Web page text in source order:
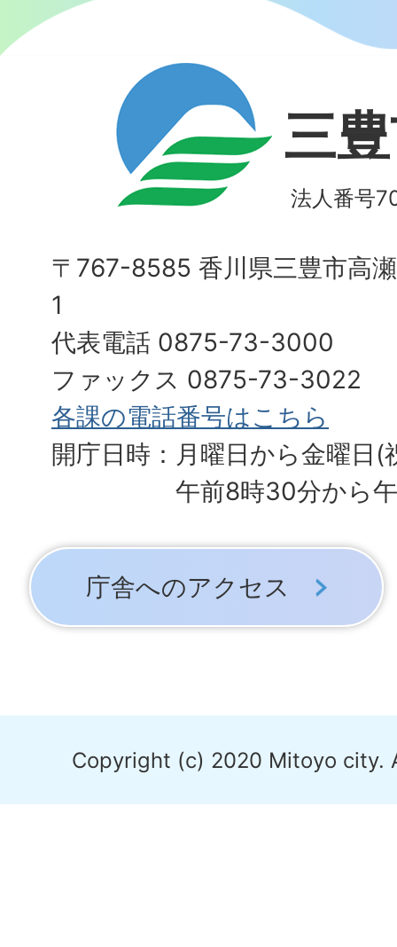
三
法人番号
〒767-8585 香川県三豊市高
1
代表電話 0875-73-3000
ファックス 0875-73-3022
各課の電話番号はこちら
開庁日時：月曜日から金曜日(
午前8時30分から
庁舎へのアクセス
Copyright (c) 2020 Mitoyo city.